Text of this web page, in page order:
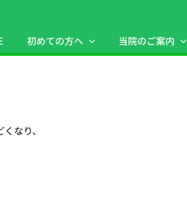
初めての方へ 当院のご案内
なり、